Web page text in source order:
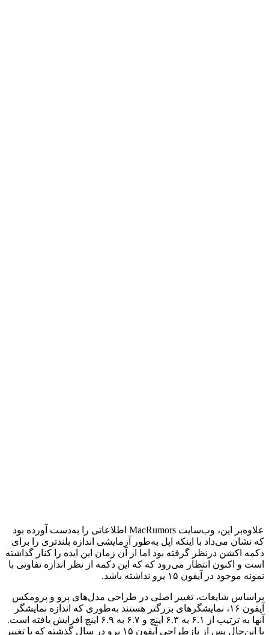
علاوه‌بر این، وب‌سایت MacRumors اطلاعاتی را به‌دست آورده بود
که نشان می‌داد با اینکه اپل به‌طور آزمایشی اندازه بلندتری را برای
دکمه اکشن درنظر گرفته بود اما از آن زمان این ایده را کنار گذاشته
است و اکنون انتظار می‌رود که که این دکمه از نظر اندازه تفاوتی با
نمونه موجود در آیفون ۱۵ پرو نداشته باشد.
براساس شایعات، تغییر اصلی در طراحی مدل‌های پرو و پرومکس
آیفون ۱۶، نمایشگرهای بزرگتر هستند به‌طوری که اندازه نمایشگر
آنها به ترتیب از ۶.۱ به ۶.۳ اینچ و ۶.۷ به ۶.۹ اینچ افزایش یافته است.
با این‌حال پس از بازطراحی آیفون ۱۵ پرو در سال گذشته که با تغییر